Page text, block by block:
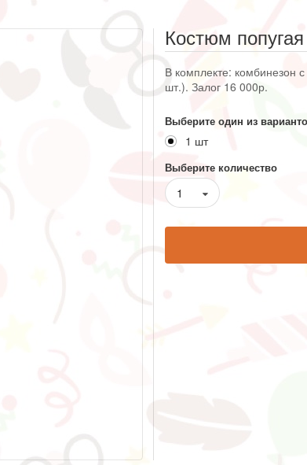
Костюм
В комплекте: комбинезон
шт.). Залог 16 000р.
Выберите один из
1 шт
Выберите количество
1